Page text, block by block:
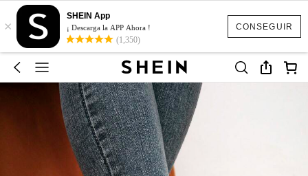
CONSEGUIR
×
SHEIN App
¡ Descarga la APP Ahora !
(1,350)